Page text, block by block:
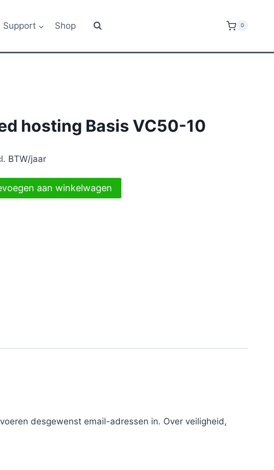
Support Shop 0
hosting Basis VC50-10
BTW/jaar
aan winkelwagen
desgewenst email-adressen in. Over veiligheid,